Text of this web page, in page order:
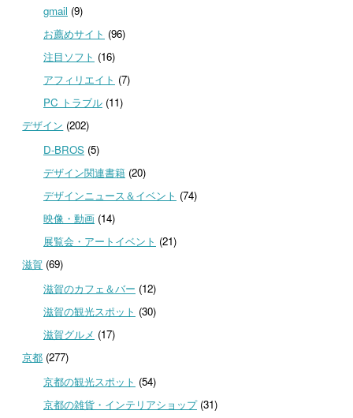
gmail (9)
お薦めサイト (96)
注目ソフト (16)
アフィリエイト (7)
PC トラブル(11)
デザイン (202)
D-BROS(5)
デザイン関連書籍(20)
デザインニュース＆イベント (74)
映像・動画(14)
展覧会・アートイベント (21)
滋賀 (69)
滋賀のカフェ＆バー (12)
滋賀の観光スポット (30)
滋賀グルメ (17)
京都 (277)
京都の観光スポット (54)
京都の雑貨・インテリアショップ(31)